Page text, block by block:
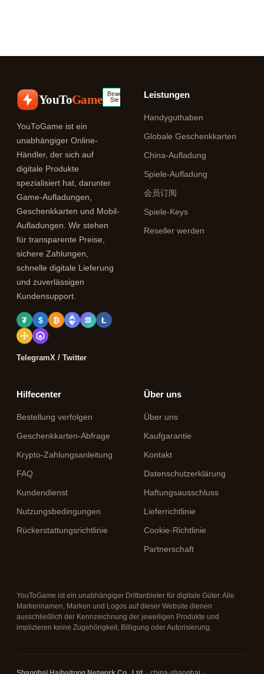
YouToGame
YouToGame ist ein
unabhängiger Online-
Händler, der sich auf
digitale Produkte
spezialisiert hat, darunter
Game-Aufladungen,
Geschenkkarten und Mobil-
Aufladungen. Wir stehen
für transparente Preise,
sichere Zahlungen,
schnelle digitale Lieferung
und zuverlässigen
Kundensupport.
₮ $ ₿ Ł
TelegramX / Twitter
Leistungen
Handyguthaben
Globale Geschenkkarten
China-Aufladung
Spiele-Aufladung
会员订阅
Spiele-Keys
Reseller werden
Hilfecenter
Bestellung verfolgen
Geschenkkarten-Abfrage
Krypto-Zahlungsanleitung
FAQ
Kundendienst
Nutzungsbedingungen
Rückerstattungsrichtlinie
Über uns
Über uns
Kaufgarantie
Kontakt
Datenschutzerklärung
Haftungsausschluss
Lieferrichtlinie
Cookie-Richtlinie
Partnerschaft
YouToGame ist ein unabhängiger Drittanbieter für digitale Güter. Alle
Markennamen, Marken und Logos auf dieser Website dienen
ausschließlich der Kennzeichnung der jeweiligen Produkte und
implizieren keine Zugehörigkeit, Billigung oder Autorisierung.